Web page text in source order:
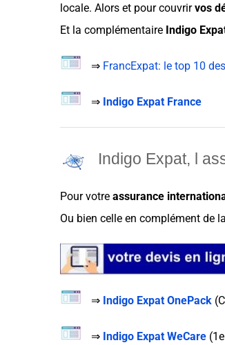
locale. Alors et pour couvrirvos
Et la complémentaire Indigo
⇒ FrancExpat: le top 10
⇒ Indigo Expat France
Indigo Expat, l
Pour votre assurance
Ou bien celle en complément de la
⇒ Indigo Expat OnePack (
⇒ Indigo Expat WeCare (